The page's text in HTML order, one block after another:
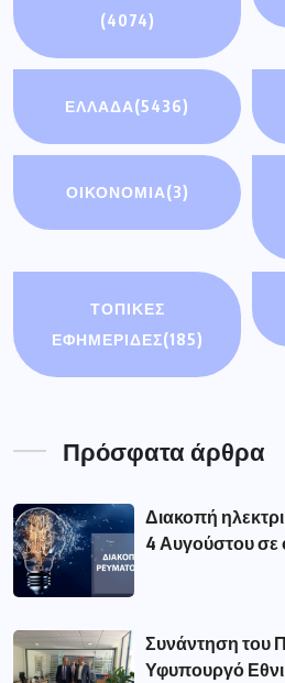
(4074)
ΕΛΛΑΔΑ(5436)
ΟΙΚΟΝΟΜΊΑ(3)
ΤΟΠΙΚΕΣ
ΕΦΗΜΕΡΙΔΕΣ(185)
Πρόσφατα άρθρα
Διακοπή
4 Αυγούστου σε
Συνάντηση του
Υφυπουργό